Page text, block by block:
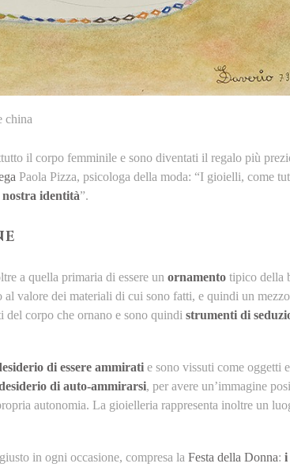
china
il corpo femminile e sono diventati il regalo più
Paola Pizza, psicologa della moda: “I gioielli, come
identità”.
a quella primaria di essere un ornamento tipico della
al valore dei materiali di cui sono fatti, e quindi un
corpo che ornano e sono quindi strumenti di
di essere ammirati e sono vissuti come oggetti
di auto-ammirarsi, per avere un’immagine
autonomia. La gioielleria rappresenta inoltre un
in ogni occasione, compresa la Festa della Donna: i